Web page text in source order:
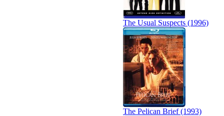
The Usual Suspects (1996)
The Pelican Brief (1993)